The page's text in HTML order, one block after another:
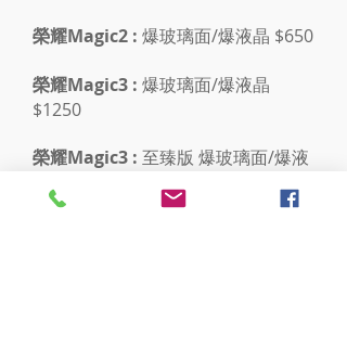
榮耀Magic2 : 爆玻璃面/爆液晶 $650
榮耀Magic3 : 爆玻璃面/爆液晶
$1250
榮耀Magic3 : 至臻版 爆玻璃面/爆液